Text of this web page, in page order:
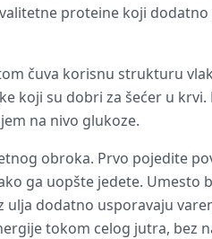
proteine koji
čuva korisnu strukturu
koji su dobri za šećer u krvi.
na nivo glukoze.
obroka. Prvo pojedite
ga uopšte jedete. Umesto
dodatno usporavaju
tokom celog jutra, bez